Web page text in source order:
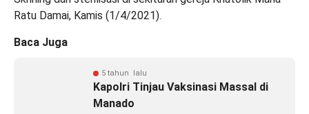
Ratu Damai, Kamis (1/4/2021).
Baca Juga
5 tahun lalu
Kapolri Tinjau Vaksinasi Massal di
Manado